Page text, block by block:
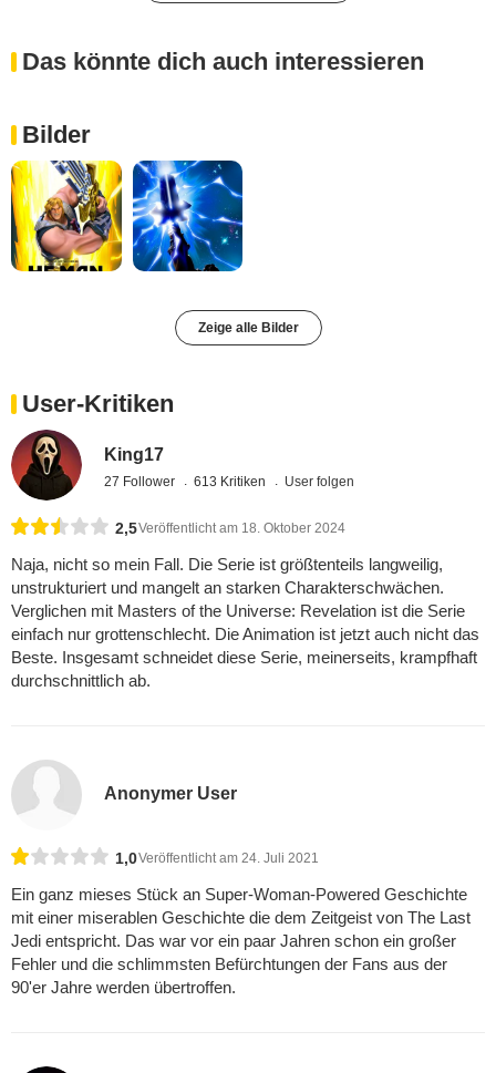
Das könnte dich auch interessieren
Bilder
Zeige alle Bilder
User-Kritiken
King17
27 Follower 613 Kritiken User folgen
2,5Veröffentlicht am 18. Oktober 2024
Naja, nicht so mein Fall. Die Serie ist größtenteils langweilig,
unstrukturiert und mangelt an starken Charakterschwächen.
Verglichen mit Masters of the Universe: Revelation ist die Serie
einfach nur grottenschlecht. Die Animation ist jetzt auch nicht das
Beste. Insgesamt schneidet diese Serie, meinerseits, krampfhaft
durchschnittlich ab.
Anonymer User
1,0Veröffentlicht am 24. Juli 2021
Ein ganz mieses Stück an Super-Woman-Powered Geschichte
mit einer miserablen Geschichte die dem Zeitgeist von The Last
Jedi entspricht. Das war vor ein paar Jahren schon ein großer
Fehler und die schlimmsten Befürchtungen der Fans aus der
90'er Jahre werden übertroffen.